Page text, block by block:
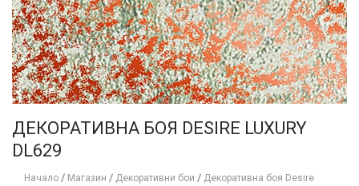
ДЕКОРАТИВНА БОЯ DESIRE LUXURY
DL629
Начало / Магазин / Декоративни бои / Декоративна боя Desire